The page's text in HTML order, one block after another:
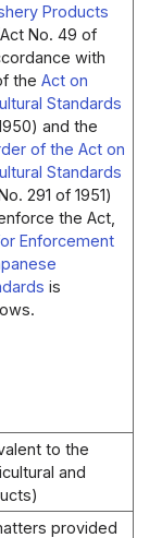
Products
No. 49 of
with
the Act on
Standards
and the
of the Act on
Standards
291 of 1951)
the Act,
Enforcement
is
to the
and
provided